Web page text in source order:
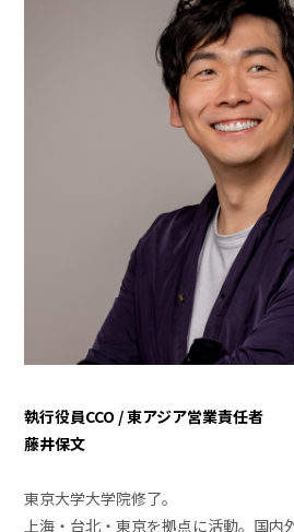
執行役員CCO / 東アジア営業責任者
藤井保文
東京大学大学院修了。
上海・台北・東京を拠点に活動。国内